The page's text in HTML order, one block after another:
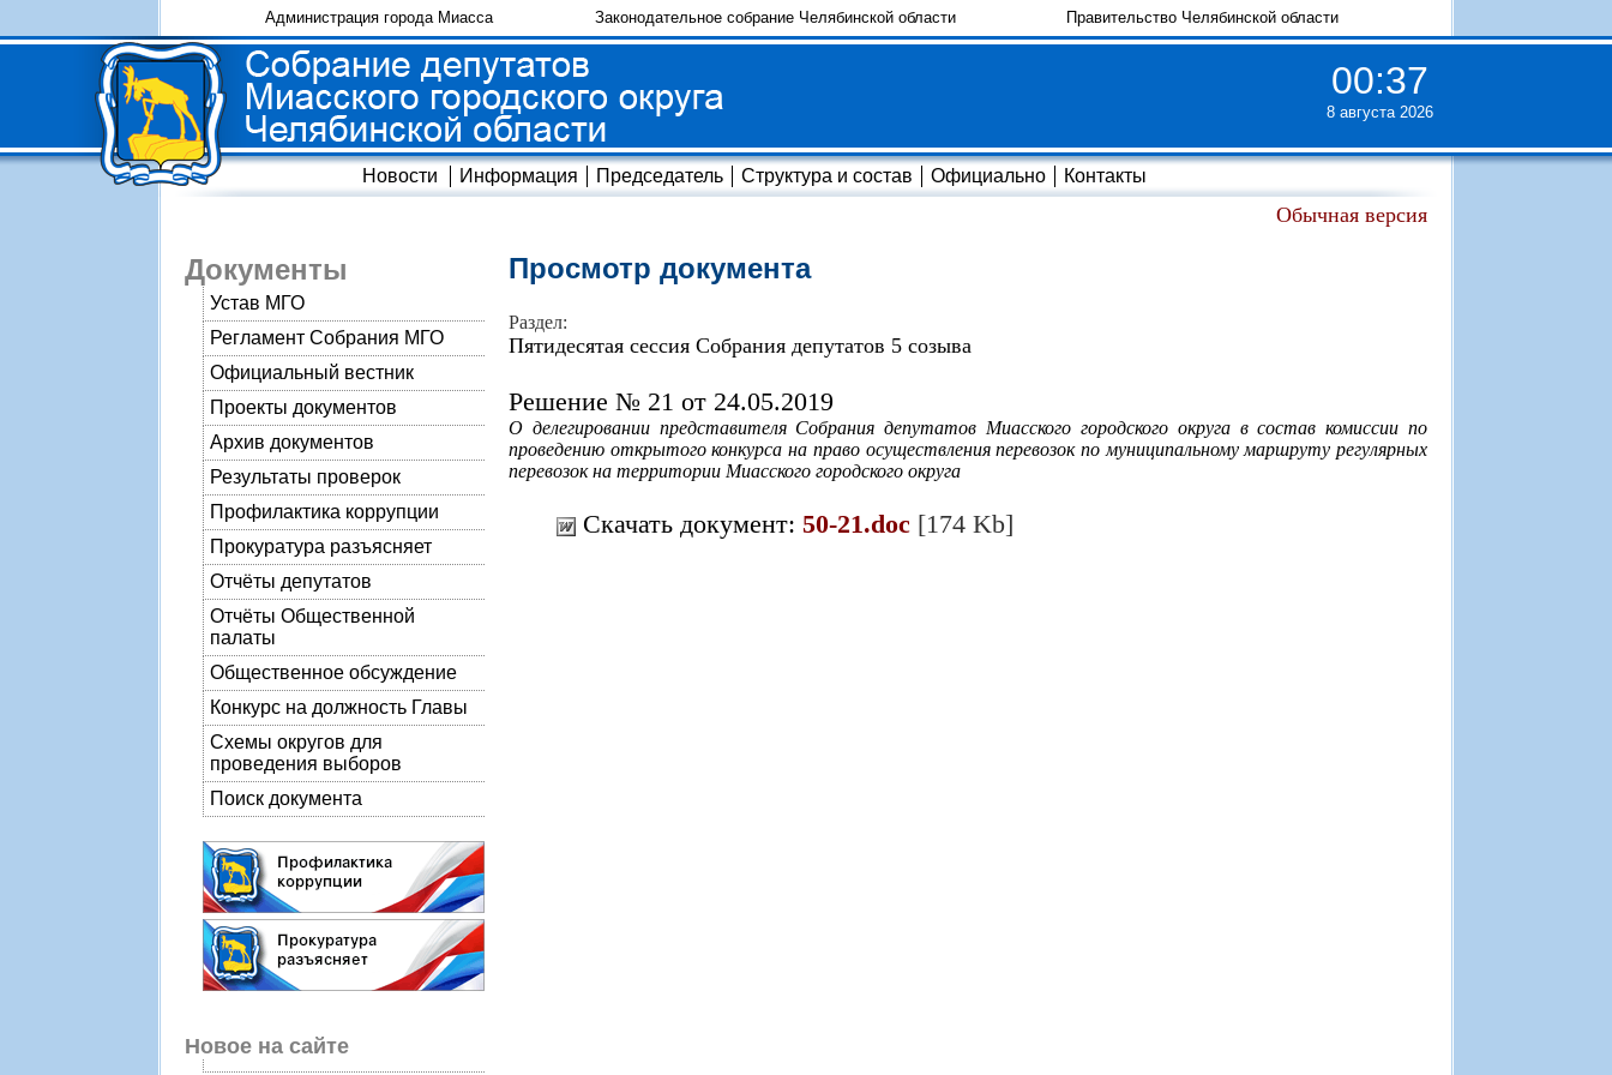
Администрация города Миасса Законодательное собрание Челябинской области Правительство Челябинской области
00:37
8 августа 2026
Новости Информация Председатель Структура и состав Официально Контакты
Обычная версия
Документы
Устав МГО
Регламент Собрания МГО
Официальный вестник
Проекты документов
Архив документов
Результаты проверок
Профилактика коррупции
Прокуратура разъясняет
Отчёты депутатов
Отчёты Общественной
палаты
Общественное обсуждение
Конкурс на должность Главы
Схемы округов для
проведения выборов
Поиск документа
Новое на сайте
Просмотр документа
Раздел:
Пятидесятая сессия Собрания депутатов 5 созыва
Решение № 21 от 24.05.2019
О делегировании представителя Собрания депутатов Миасского городского округа в состав комиссии по
проведению открытого конкурса на право осуществления перевозок по муниципальному маршруту регулярных
перевозок на территории Миасского городского округа
Скачать документ: 50-21.doc [174 Kb]